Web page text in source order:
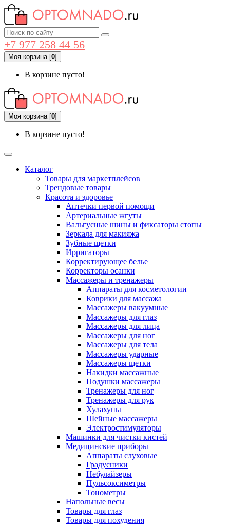
+7 977 258 44 56
Моя корзина[0]
В корзине пусто!
Моя корзина[0]
В корзине пусто!
Каталог
Товары для маркетплейсов
Трендовые товары
Красота и здоровье
Аптечки первой помощи
Артериальные жгуты
Вальгусные шины и фиксаторы стопы
Зеркала для макияжа
Зубные щетки
Ирригаторы
Корректирующее белье
Корректоры осанки
Массажеры и тренажеры
Аппараты для косметологии
Коврики для массажа
Массажеры вакуумные
Массажеры для глаз
Массажеры для лица
Массажеры для ног
Массажеры для тела
Массажеры ударные
Массажеры щетки
Накидки массажные
Подушки массажеры
Тренажеры для ног
Тренажеры для рук
Хулахупы
Шейные массажеры
Электростимуляторы
Машинки для чистки кистей
Медицинские приборы
Аппараты слуховые
Градусники
Небулайзеры
Пульсоксиметры
Тонометры
Напольные весы
Товары для глаз
Товары для похудения